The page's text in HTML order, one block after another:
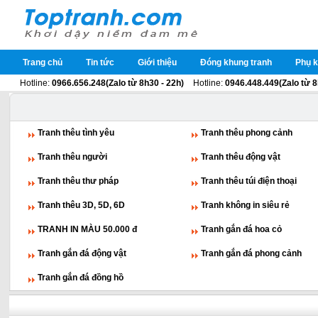
Trang chủ Tin tức Giới thiệu Đóng khung tranh Phụ
Hotline:0966.656.248(Zalo từ 8h30 - 22h) Hotline:0946.448.449(Zalo từ
Tranh thêu tình yêu Tranh thêu phong cảnh
Tranh thêu người Tranh thêu động vật
Tranh thêu thư pháp Tranh thêu túi điện thoại
Tranh thêu 3D, 5D, 6D Tranh không in siêu rẻ
TRANH IN MÀU 50.000 đ Tranh gắn đá hoa cỏ
Tranh gắn đá động vật Tranh gắn đá phong cảnh
Tranh gắn đá đồng hồ